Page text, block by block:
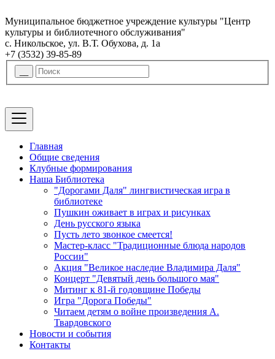
Муниципальное бюджетное учреждение культуры "Центр
культуры и библиотечного обслуживания"
с. Никольское, ул. В.Т. Обухова, д. 1а
+7 (3532) 39-85-89
Главная
Общие сведения
Клубные формирования
Наша Библиотека
"Дорогами Даля" лингвистическая игра в
библиотеке
Пушкин оживает в играх и рисунках
День русского языка
Пусть лето звонкое смеется!
Мастер-класс "Традиционные блюда народов
России"
Акция "Великое наследие Владимира Даля"
Концерт "Девятый день большого мая"
Митинг к 81-й годовщине Победы
Игра "Дорога Победы"
Читаем детям о войне произведения А.
Твардовского
Новости и события
Контакты